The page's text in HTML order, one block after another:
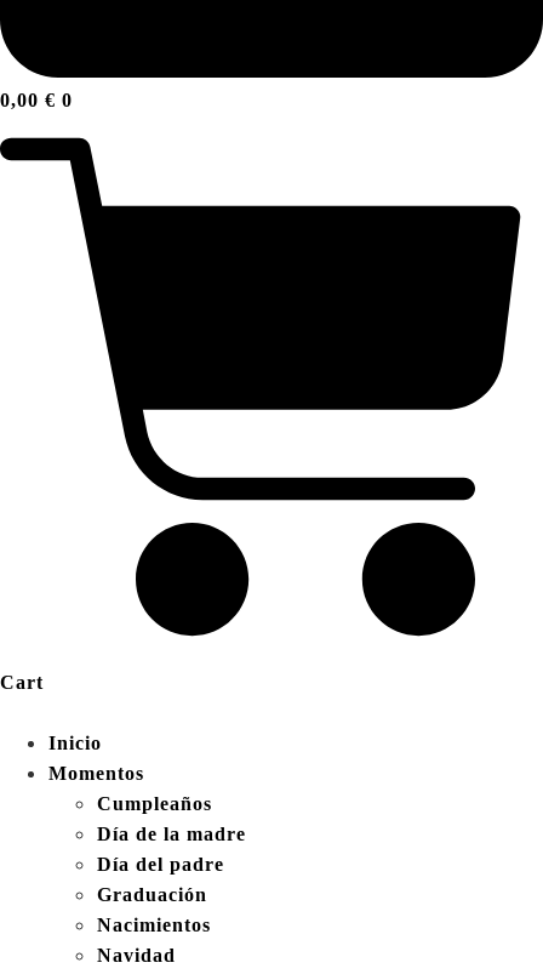
0,00 € 0
Cart
Inicio
Momentos
Cumpleaños
Día de la madre
Día del padre
Graduación
Nacimientos
Navidad